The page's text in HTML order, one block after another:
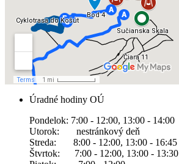
Úradné hodiny OÚ
Pondelok: 7:00 - 12:00, 13:00 - 14:00
Utorok: nestránkový deň
Streda: 8:00 - 12:00, 13:00 - 16:45
Štvrtok: 7:00 - 12:00, 13:00 - 13:30